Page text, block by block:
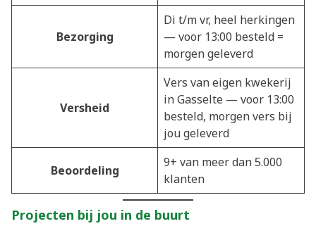
Bezorging
Di t/m vr, heel herkingen
— voor 13:00 besteld =
morgen geleverd
Versheid
Vers van eigen kwekerij
in Gasselte — voor 13:00
besteld, morgen vers bij
jou geleverd
Beoordeling
9+ van meer dan 5.000
klanten
Projecten bij jou in de buurt